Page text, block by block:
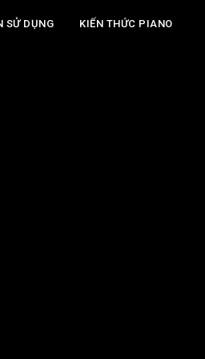
SỬ DỤNG KIẾN THỨC PIANO